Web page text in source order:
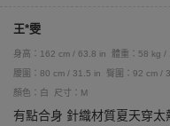
王*雯
身高：162 cm / 63.8 in 體重：58 kg /
腰圍：80 cm / 31.5 in
臀圍：92 cm /
顏色：白
尺寸：M
有點合身 針織材質夏天穿太